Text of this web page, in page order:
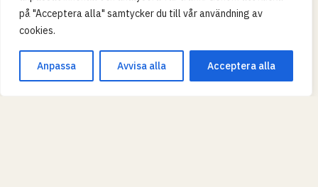
på "Acceptera alla" samtycker du till vår användning av
cookies.
Anpassa Avvisa alla Acceptera alla